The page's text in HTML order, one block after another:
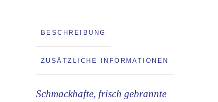
BESCHREIBUNG
ZUSÄTZLICHE INFORMATIONEN
Schmackhafte, frisch gebrannte